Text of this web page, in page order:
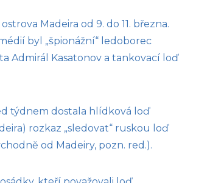
Madeira od 9. do 11. března.
byl „špionážní“ ledoborec
Admirál Kasatonov a tankovací loď
týdnem dostala hlídková loď
rozkaz „sledovat“ ruskou loď
od Madeiry, pozn. red.).